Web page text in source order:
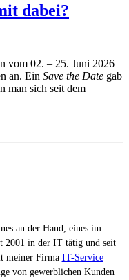
dabei?
vom 02. – 25. Juni 2026
an. Ein Save the Date gab
man sich seit dem
an der Hand, eines im
2001 in der IT tätig und seit
meiner Firma IT-Service
von gewerblichen Kunden